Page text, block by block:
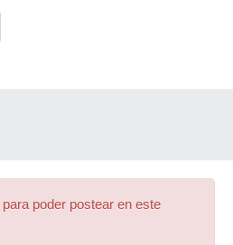
para poder postear en este